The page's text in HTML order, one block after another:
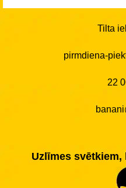
Tilta
pirmdiena-
22
Uzlīmes